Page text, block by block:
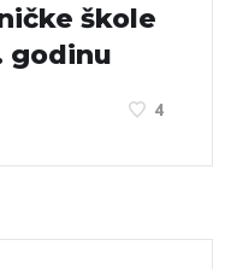
škole
godinu
4